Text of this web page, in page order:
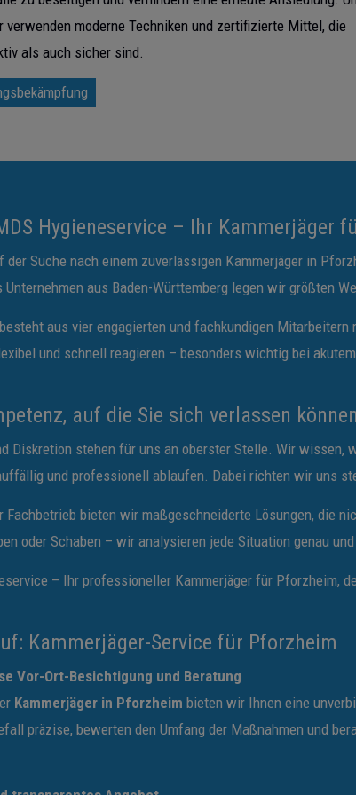
verwenden moderne Techniken und zertifizierte Mittel, die
als auch sicher sind.
Hygieneservice – Ihr Kammerjäger
der Suche nach einem zuverlässigen Kammerjäger in
aus Baden-Württemberg legen wir größten
aus vier engagierten und fachkundigen
und schnell reagieren – besonders wichtig bei
auf die Sie sich verlassen
Diskretion stehen für uns an oberster Stelle. Wir wissen,
und professionell ablaufen. Dabei richten wir uns
Fachbetrieb bieten wir maßgeschneiderte Lösungen, die
oder Schaben – wir analysieren jede Situation genau
– Ihr professioneller Kammerjäger für Pforzheim,
Kammerjäger-Service für Pforzheim
Vor-Ort-Besichtigung und Beratung
Kammerjäger in Pforzheim bieten wir Ihnen eine
präzise, bewerten den Umfang der Maßnahmen und